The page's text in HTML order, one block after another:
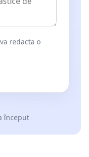
redacta o
început